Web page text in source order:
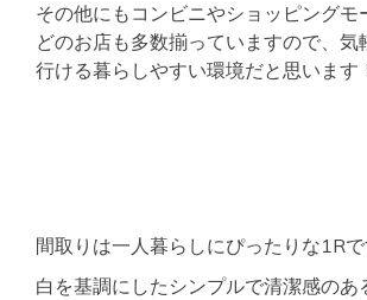
その他にもコンビニやショッピングモ
どのお店も多数揃っていますので、気
行ける暮らしやすい環境だと思います
間取りは一人暮らしにぴったりな1Rで
白を基調にしたシンプルで清潔感のあ